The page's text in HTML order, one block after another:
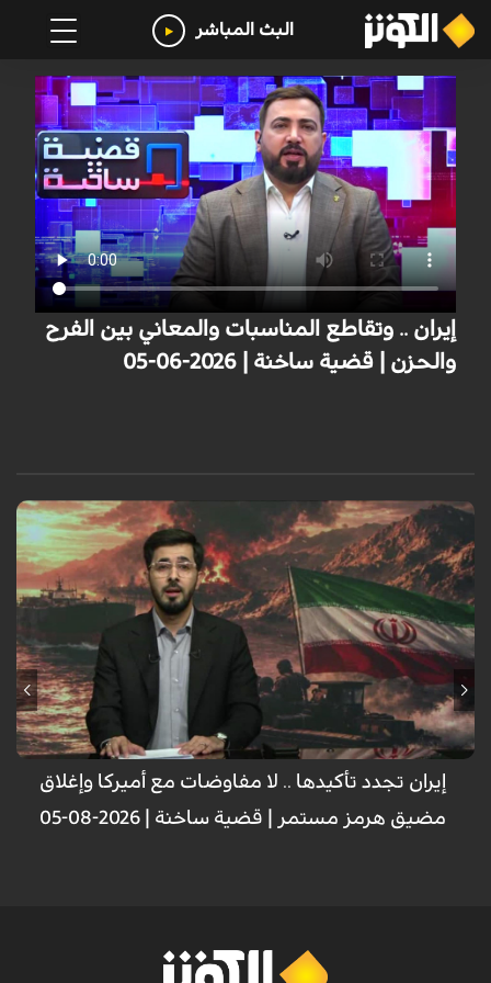
البث المباشر
إيران .. وتقاطع المناسبات والمعاني بين الفرح
والحزن | قضية ساخنة | 2026-06-05
إيران تجدد تأكيدها .. لا مفاوضات مع أميركا وإغلاق
مضيق هرمز مستمر | قضية ساخنة | 2026-08-05